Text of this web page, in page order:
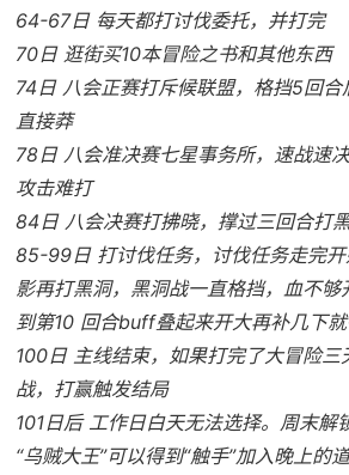
64-67日 每天都打讨伐委托，并打完
70日 逛街买10本冒险之书和其他东西
74日 八会正赛打斥候联盟，格挡5回
直接莽
78日 八会准决赛七星事务所，速战速
攻击难打
84日 八会决赛打拂晓，撑过三回合打
85-99日 打讨伐任务，讨伐任务走完
影再打黑洞，黑洞战一直格挡，血不够
到第10 回合buff叠起来开大再补几下就
100日 主线结束，如果打完了大冒险三
战，打赢触发结局
101日后 工作日白天无法选择。周末解
“乌贼大王”可以得到“触手”加入晚上的